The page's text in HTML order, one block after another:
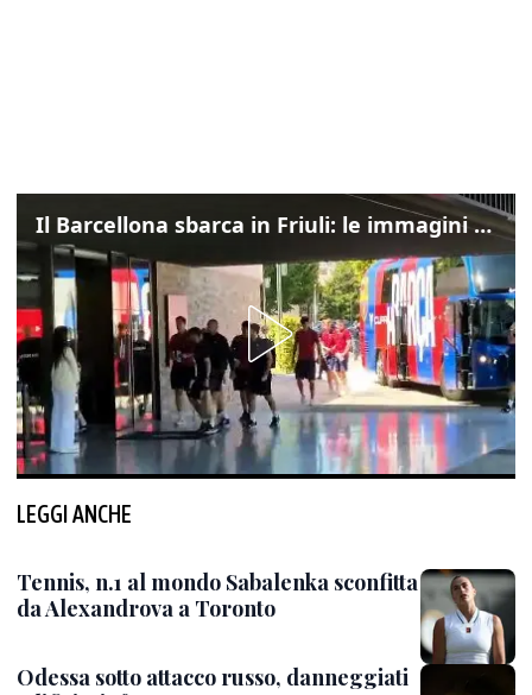
Il Barcellona sbarca in Friuli: le immagini dell'arrivo in albergo
LEGGI ANCHE
Tennis, n.1 al mondo Sabalenka sconfitta
da Alexandrova a Toronto
Odessa sotto attacco russo, danneggiati